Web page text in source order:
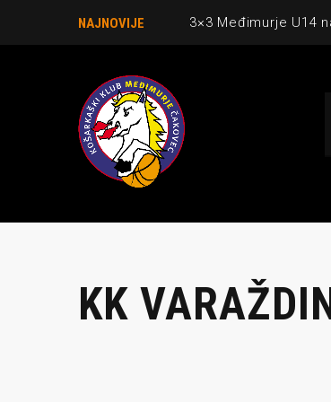
NAJNOVIJE 3×3 Međimurje U14
Međimurje u
KK